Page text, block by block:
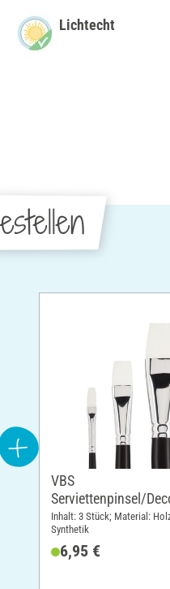
Lichtecht
VBS
Serviettenpinsel/
pinsel, 3er-Set
Inhalt: 3 Stück; Material:
Synthetik
6,95 €